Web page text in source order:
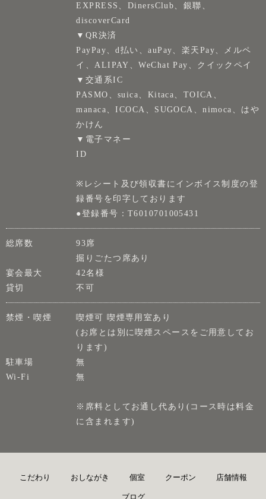
EXPRESS、DinersClub、銀聯、
discoverCard
▼QR決済
PayPay、d払い、auPay、楽天Pay、メルペ
イ、ALIPAY、WeChat Pay、クイックペイ
▼交通系IC
PASMO、suica、Kitaca、TOICA、
manaca、ICOCA、SUGOCA、nimoca、はや
かけん
▼電子マネー
ID
※レシート及び領収書にインボイス制度の登
録番号を印字しております
●登録番号：T6010701005431
総席数
93席
掘りごたつ席あり
宴会最大
42名様
貸切
不可
禁煙・喫煙
喫煙可 喫煙専用室あり
(お席とは別に喫煙スペースをご用意してお
ります)
駐車場
無
Wi-Fi
無
※席料としてお通し代あり(コース時は料金
に含まれます)
こだわり おしながき 個室 クーポン 店舗情報